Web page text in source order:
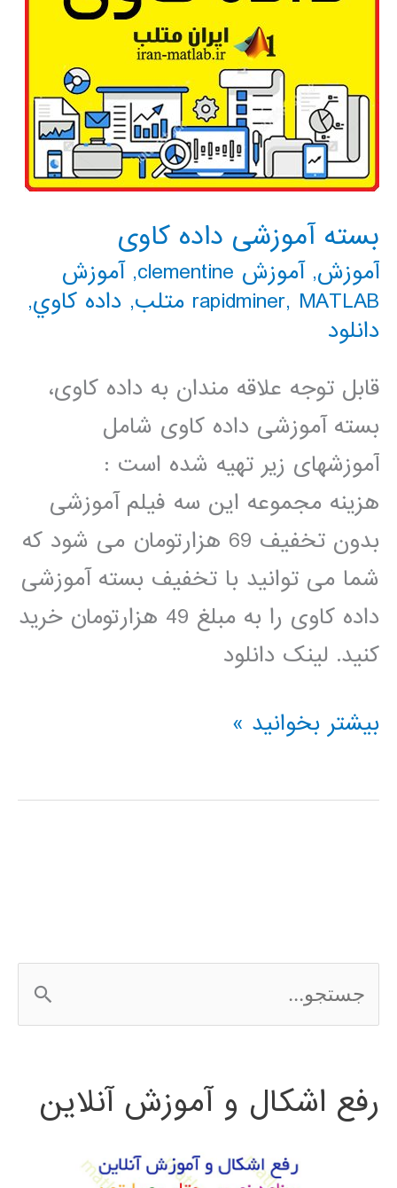
بسته آموزشی داده کاوی
آموزش,آموزش clementine ,آموزش
rapidminer, MATLAB متلب , داده كاوي,
دانلود
قابل توجه علاقه مندان به داده کاوی،
بسته آموزشی داده کاوی شامل
آموزشهای زیر تهیه شده است :
هزینه مجموعه این سه فیلم آموزشی
بدون تخفیف 69 هزارتومان می شود که
شما می توانید با تخفیف بسته آموزشی
داده کاوی را به مبلغ 49 هزارتومان خرید
کنید. لینک دانلود
بسته
داده
بیشتر بخوانید »
س
ج
رفع اشکال و آموزش آنلاین